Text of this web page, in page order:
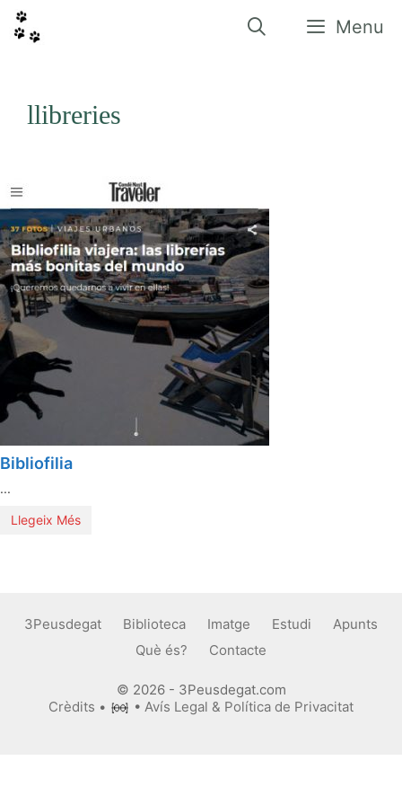
contingut
Menu
llibreries
Bibliofilia
...
Llegeix Més
3Peusdegat Biblioteca Imatge Estudi
Apunts
Què és?
Contacte
© 2026 - 3Peusdegat.com
Crèdits • •Avís Legal & Política de Privacitat